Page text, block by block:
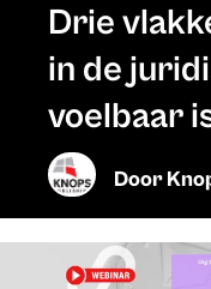
Drie
in de
voelbaar
Door